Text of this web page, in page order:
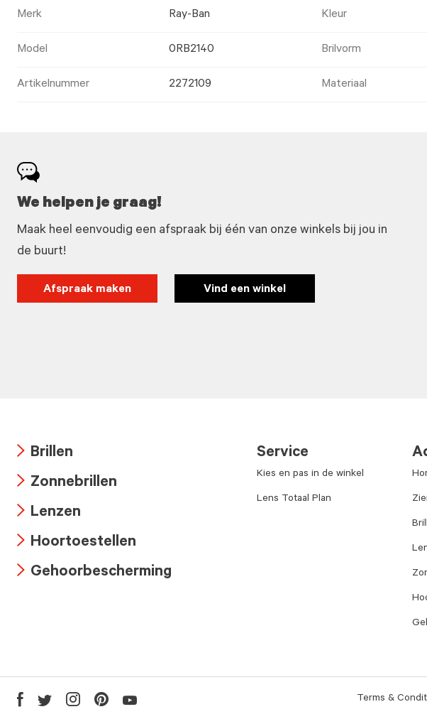
Merk Ray-Ban Kleur
Model 0RB2140 Brilvorm
Artikelnummer 2272109 Materiaal
We helpen je graag!
Maak heel eenvoudig een afspraak bij één van onze winkels bij jou in
de buurt!
Afspraak maken Vind een winkel
icon
Brillen
icon
Zonnebrillen
icon
Lenzen
icon
Hoortoestellen
Gehoorbescherming
Service
Kies en pas in de winkel
Lens Totaal Plan
Terms &